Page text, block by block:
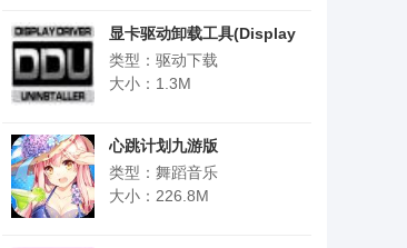
显卡驱动卸载工具(Display
Driver Uninstaller)
类型：驱动下载
大小：1.3M
心跳计划九游版
类型：舞蹈音乐
大小：226.8M